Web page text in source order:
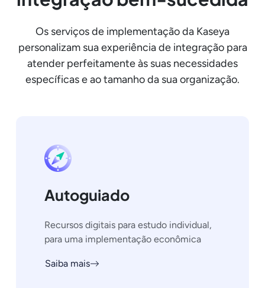
Os serviços de implementação da Kaseya
personalizam sua experiência de integração para
atender perfeitamente às suas necessidades
específicas e ao tamanho da sua organização.
Autoguiado
Recursos digitais para estudo individual,
para uma implementação econômica
Saiba mais